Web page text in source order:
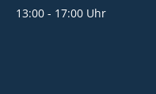
13:00 - 17:00 Uhr